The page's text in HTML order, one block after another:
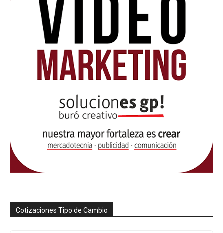
Cotizaciones Tipo de Cambio